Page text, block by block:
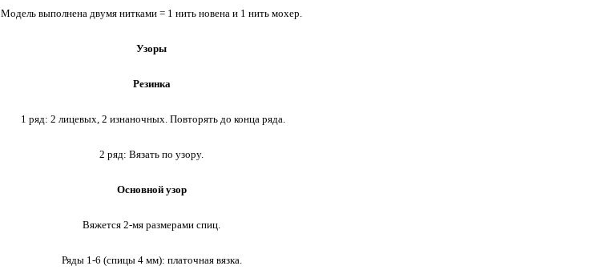
Модель выполнена двумя нитками = 1 нить новена и 1 нить мохер.
Узоры
Резинка
1 ряд: 2 лицевых, 2 изнаночных. Повторять до конца ряда.
2 ряд: Вязать по узору.
Основной узор
Вяжется 2-мя размерами спиц.
Ряды 1-6 (спицы 4 мм): платочная вязка.